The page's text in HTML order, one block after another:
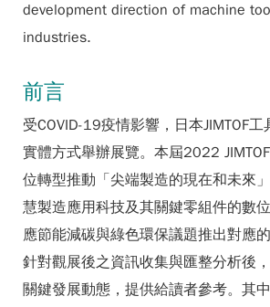
development direction of machine
industries.
前言
受COVID-19疫情影響，日本JIMTOF
實體方式舉辦展覽。本屆2022
位轉型推動「尖端製造的現在和未來
慧製造應用科技及其關鍵零組件的數
應節能減碳與綠色環保議題推出對應
針對觀展後之資訊收集與匯整分析後
關鍵發展動態，提供給讀者參考。其